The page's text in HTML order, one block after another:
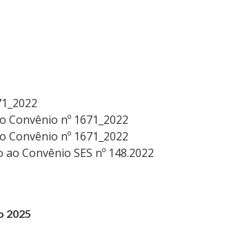
Convênio nº 1671_2022
Convênio nº 1671_2022
Convênio SES nº 148.2022
2025